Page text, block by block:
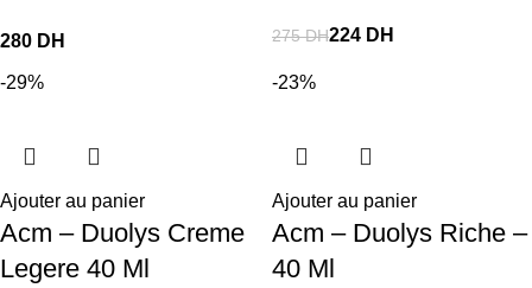
DH 275DH224 DH
-29%
Ajouter au panier
Acm – Duolys Creme
Legere 40 Ml
-23%
Ajouter au panier
Acm – Duolys Riche –
40 Ml